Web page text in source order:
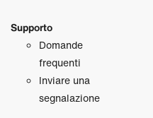
Supporto
Domande
frequenti
Inviare una
segnalazione